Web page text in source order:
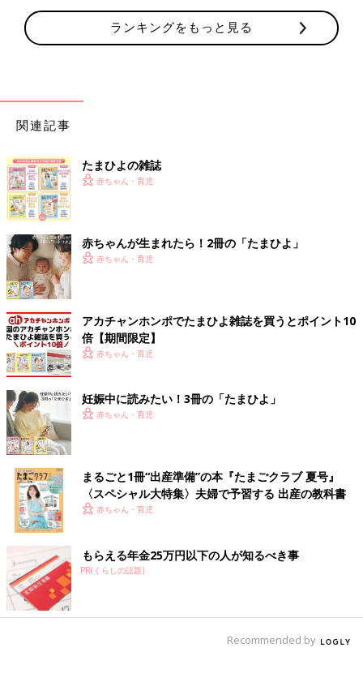
ランキングをもっと見る
関連記事
たまひよの雑誌
赤ちゃん・育児
赤ちゃんが生まれたら！2冊の「たまひよ」
赤ちゃん・育児
アカチャンホンポでたまひよ雑誌を買うとポイント10
倍【期間限定】
赤ちゃん・育児
妊娠中に読みたい！3冊の「たまひよ」
赤ちゃん・育児
まるごと1冊“出産準備”の本『たまごクラブ 夏号』
〈スペシャル大特集〉夫婦で予習する 出産の教科書
赤ちゃん・育児
もらえる年金25万円以下の人が知るべき事
PR(くらしの話題)
Recommended by